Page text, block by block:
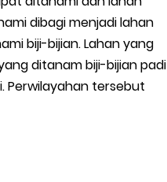
dibagi menjadi lahan
biji-bijian. Lahan yang
ditanam biji-bijian padi
Perwilayahan tersebut